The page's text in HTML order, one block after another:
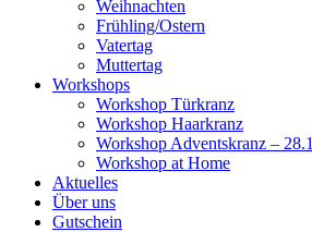
Weihnachten
Frühling/Ostern
Vatertag
Muttertag
Workshops
Workshop Türkranz
Workshop Haarkranz
Workshop Adventskranz –
Workshop at Home
Aktuelles
Über uns
Gutschein